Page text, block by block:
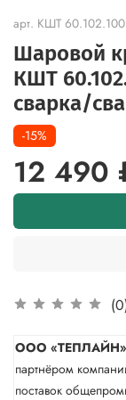
арт. КШТ 60.102.100
Шаровой
КШТ
сварка/
-15%
12 490
ООО «ТЕПЛАЙН»
партнёром
поставок